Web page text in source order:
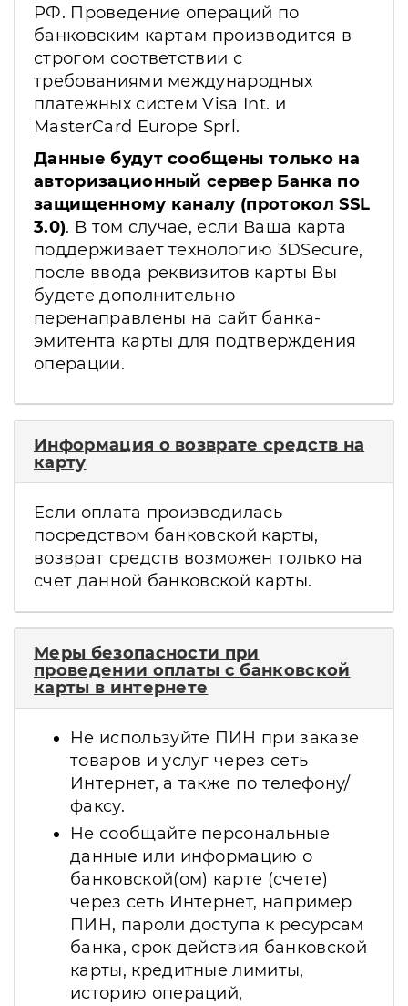
РФ. Проведение операций по
банковским картам производится в
строгом соответствии с
требованиями международных
платежных систем Visa Int. и
MasterCard Europe Sprl.
Данные будут сообщены только на
авторизационный сервер Банка по
защищенному каналу (протокол SSL
3.0). В том случае, если Ваша карта
поддерживает технологию 3DSecure,
после ввода реквизитов карты Вы
будете дополнительно
перенаправлены на сайт банка-
эмитента карты для подтверждения
операции.
Информация о возврате средств на
карту
Если оплата производилась
посредством банковской карты,
возврат средств возможен только на
счет данной банковской карты.
Меры безопасности при
проведении оплаты с банковской
карты в интернете
Не используйте ПИН при заказе
товаров и услуг через сеть
Интернет, а также по телефону/
факсу.
Не сообщайте персональные
данные или информацию о
банковской(ом) карте (счете)
через сеть Интернет, например
ПИН, пароли доступа к ресурсам
банка, срок действия банковской
карты, кредитные лимиты,
историю операций,